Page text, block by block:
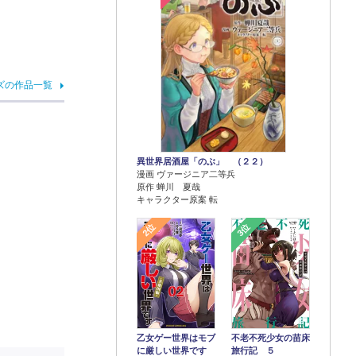
の作品一覧
異世界居酒屋「のぶ」 （２２）
漫画 ヴァージニア二等兵
原作 蝉川 夏哉
キャラクター原案 転
2位
乙女ゲー世界はモブ
に厳しい世界です
3位
不老不死少女の苗床
旅行記 ５